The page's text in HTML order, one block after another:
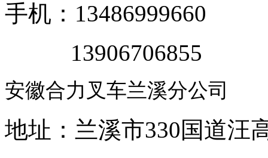
手机：13486999660
13906706855
安徽合力叉车兰溪分公司
地址：兰溪市330国道汪